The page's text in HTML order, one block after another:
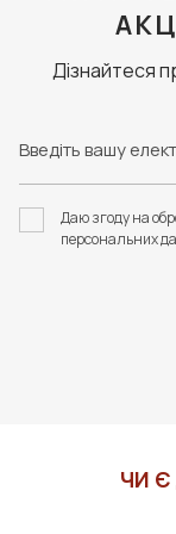
Дізнайтеся
Даю згоду на
персональних
ЧИ